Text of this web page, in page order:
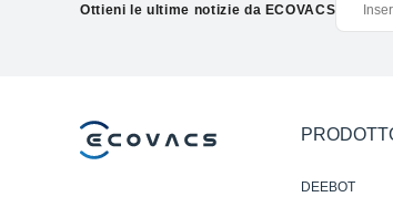
Ottieni le ultime notizie da ECOVACS
DEEBOT